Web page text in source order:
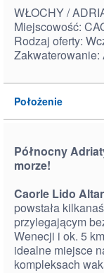
WŁOCHY /
Miejscowość:
Rodzaj oferty:
Zakwaterowanie:
Położenie
Północny
morze!
Caorle Lido
powstała
przylegającym
Wenecji i ok. 5
idealne miejsce
kompleksach